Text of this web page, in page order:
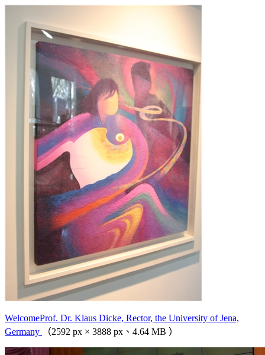
WelcomeProf. Dr. Klaus Dicke, Rector, the University of Jena,
Germany
（2592 px × 3888 px、4.64 MB ）